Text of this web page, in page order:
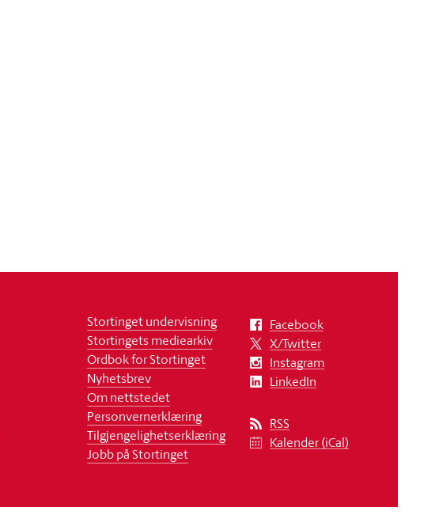
Stortinget undervisning
Stortingets mediearkiv
Ordbok for Stortinget
Nyhetsbrev
Om nettstedet
Personvernerklæring
Tilgjengelighetserklæring
Jobb på Stortinget
Facebook
X/Twitter
Instagram
LinkedIn
RSS
Kalender (iCal)